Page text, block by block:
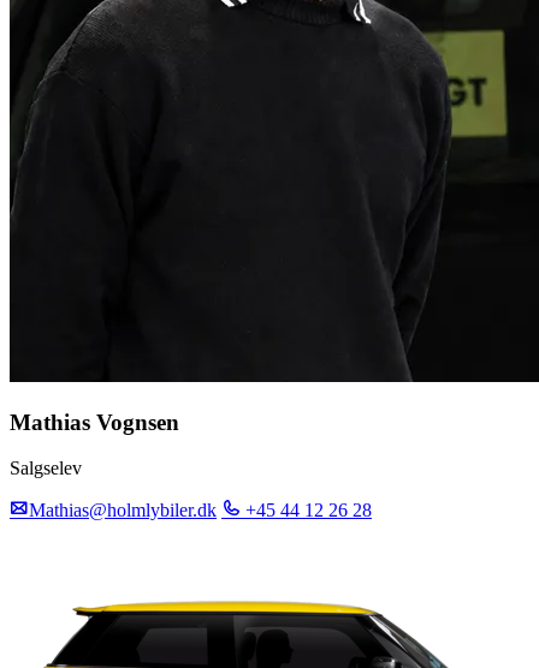
Mathias Vognsen
Salgselev
Mathias@holmlybiler.dk +45 44 12 26 28